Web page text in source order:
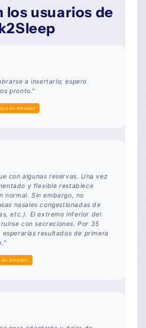
los usuarios de
a insertarlo; espero
pronto."
en Amazon
con algunas reservas. Una vez
y flexible restablece
normal. Sin embargo, no
nasales congestionadas de
etc.). El extremo inferior del
con secreciones. Por 35
resultados de primera
Amazon